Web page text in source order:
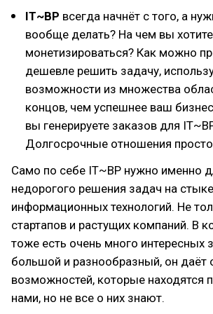
IT~BP всегда начнёт с того, а
вообще делать? На чем вы хотите
монетизироваться? Как можно
дешевле решить задачу,
возможности из множества
концов, чем успешнее ваш
вы генерируете заказов для
Долгосрочные отношения
Само по себе IT~BP нужно именно
недорогого решения задач на
информационных технологий. Не
стартапов и растущих компаний. В
тоже есть очень много интересных
большой и разнообразный, он даёт
возможностей, которые находятся
нами, но не все о них знают.